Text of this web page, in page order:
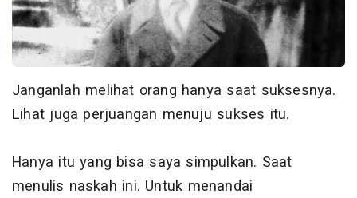
Janganlah melihat orang hanya saat suksesnya.
Lihat juga perjuangan menuju sukses itu.
Hanya itu yang bisa saya simpulkan. Saat
menulis naskah ini. Untuk menandai